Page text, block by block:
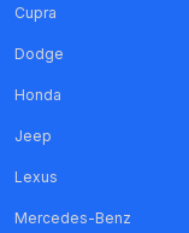
Cupra
Dodge
Honda
Jeep
Lexus
Mercedes-Benz